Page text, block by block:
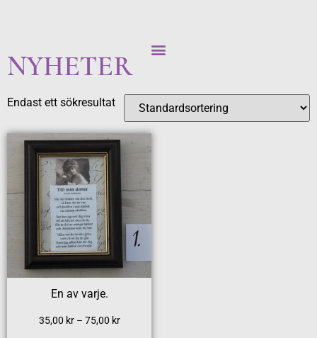
NYHETER
Endast ett sökresultat
En av varje.
35,00 kr – 75,00 kr